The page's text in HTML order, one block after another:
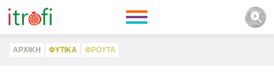
ΑΡΧΙΚΗ ΦΥΤΙΚA ΦΡΟΥΤΑ